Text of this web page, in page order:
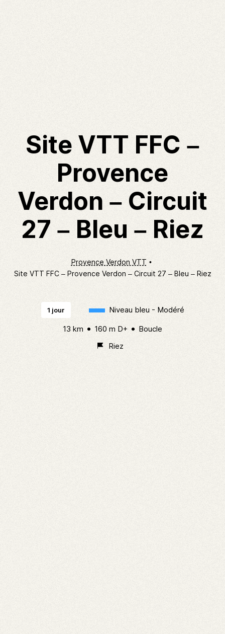
Site VTT FFC –
Provence
Verdon – Circuit
27 – Bleu – Riez
Provence Verdon VTT
Site VTT FFC – Provence Verdon – Circuit 27 – Bleu – Riez
1 jour
Niveau bleu - Modéré
13 km
160 m D+
Boucle
Riez